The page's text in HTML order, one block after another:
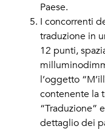
Paese.
I concorrenti
traduzione in
12 punti,
l’oggetto
contenente la
“Traduzione”
dettaglio dei